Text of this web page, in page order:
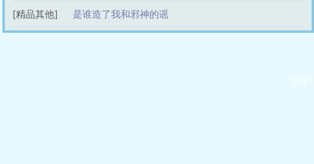
第79章
[精品其他] 是谁造了我和邪神的谣